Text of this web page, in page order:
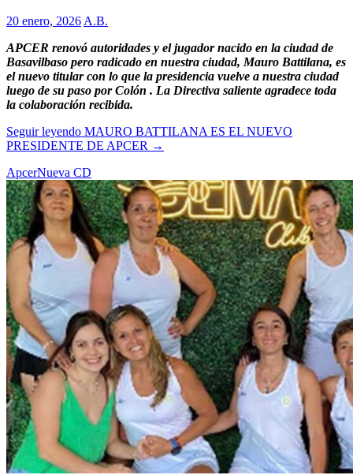
20 enero, 2026 A.B.
APCER renovó autoridades y el jugador nacido en la ciudad de
Basavilbaso pero radicado en nuestra ciudad, Mauro Battilana, es
el nuevo titular con lo que la presidencia vuelve a nuestra ciudad
luego de su paso por Colón . La Directiva saliente agradece toda
la colaboración recibida.
Seguir leyendo MAURO BATTILANA ES EL NUEVO
PRESIDENTE DE APCER →
ApcerNueva CD